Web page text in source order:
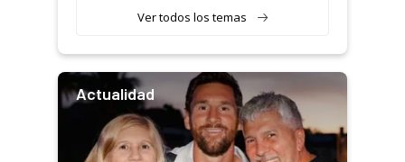
Ver todos los temas
Actualidad